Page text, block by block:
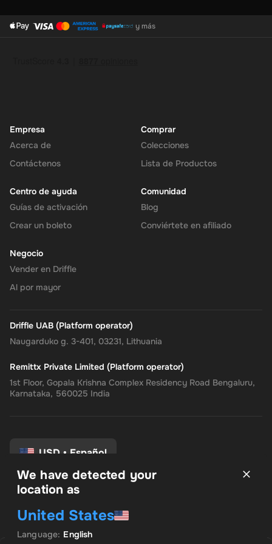
y más
Empresa
Acerca de
Contáctenos
Comprar
Colecciones
Lista de Productos
Centro de ayuda
Guías de activación
Crear un boleto
Comunidad
Blog
Conviértete en afiliado
Negocio
Vender en Driffle
Al por mayor
Driffle UAB (Platform operator)
Naugarduko g. 3-401, 03231, Lithuania
Remittx Private Limited (Platform operator)
1st Floor, Gopala Krishna Complex Residency Road Bengaluru,
Karnataka, 560025 India
USD • Español
política de privacidad
Politica de reembolso
Preferencias de consentimiento
We have detected your
location as
United States
Language: English